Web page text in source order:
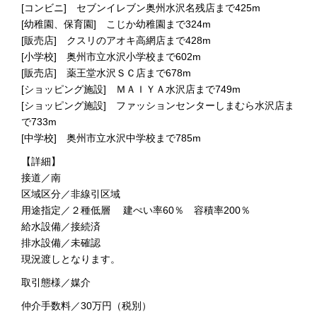
[コンビニ] セブンイレブン奥州水沢名残店まで425m
[幼稚園、保育園] こじか幼稚園まで324m
[販売店] クスリのアオキ高網店まで428m
[小学校] 奥州市立水沢小学校まで602m
[販売店] 薬王堂水沢ＳＣ店まで678m
[ショッピング施設] ＭＡＩＹＡ水沢店まで749m
[ショッピング施設] ファッションセンターしまむら水沢店ま
で733m
[中学校] 奥州市立水沢中学校まで785m
【詳細】
接道／南
区域区分／非線引区域
用途指定／２種低層 建ぺい率60％ 容積率200％
給水設備／接続済
排水設備／未確認
現況渡しとなります。
取引態様／媒介
仲介手数料／30万円（税別）